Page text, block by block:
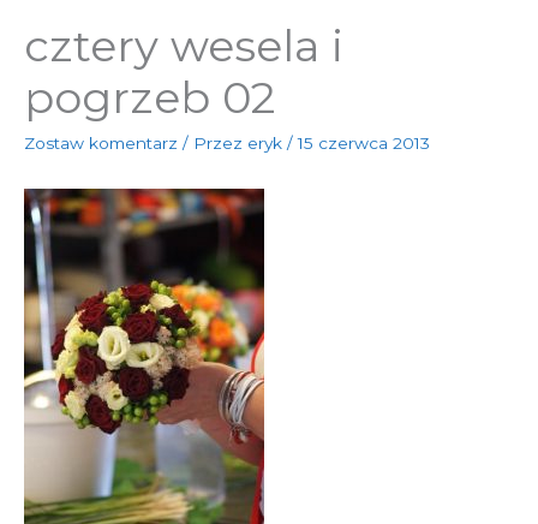
cztery wesela i
pogrzeb 02
Zostaw komentarz / Przez eryk /15 czerwca 2013